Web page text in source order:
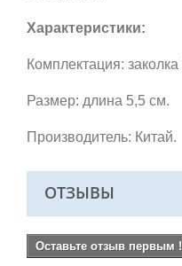
Характеристики:
Комплектация: заколка
Размер: длина 5,5 см.
Производитель: Китай.
ОТЗЫВЫ
Оставьте отзыв первым !